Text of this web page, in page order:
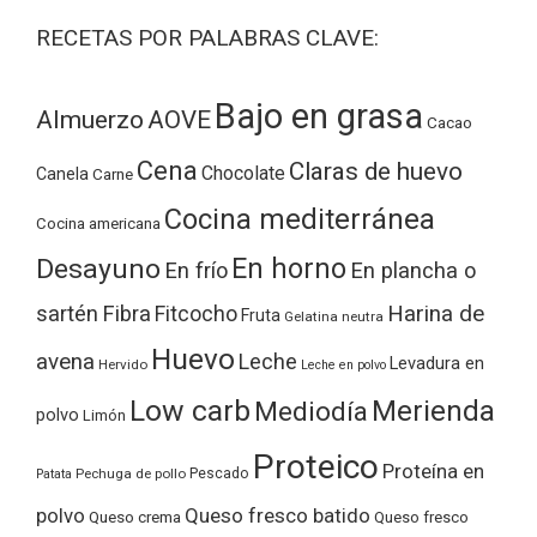
RECETAS POR PALABRAS CLAVE:
AlmuerzoAOVE Bajo en grasa Cacao
Canela Carne Cena Chocolate Claras de huevo
Cocina americana Cocina mediterránea
Desayuno En frío En horno En plancha o
sartén Fibra Fitcocho Fruta Gelatina neutra Harina de
avena Hervido Huevo Leche Leche en polvo Levadura en
polvo Limón Low carb Mediodía Merienda
Patata Pechuga de pollo Pescado Proteico Proteína en
polvo Queso crema Queso fresco batido Queso fresco